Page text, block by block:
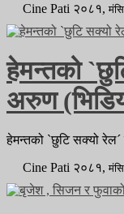
Cine Pati २०८१,
हेमन्तको
अरुण
हेमन्तको `छुटि सक्यो रेल´
Cine Pati २०८१,